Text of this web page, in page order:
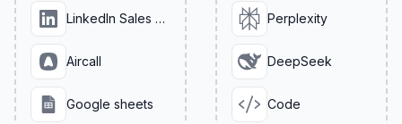
LinkedIn Sales Navigator
Aircall
Google sheets
Perplexity
DeepSeek
Code